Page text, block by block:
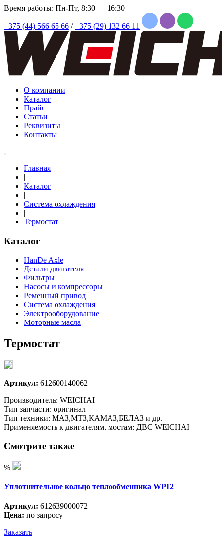
Время работы: Пн-Пт, 8:30 — 16:30
+375 (44) 566 65 66 / +375 (29) 132 66 11
О компании
Каталог
Прайс
Статьи
Реквизиты
Контакты
Главная
|
Каталог
|
Система охлаждения
|
Термостат
Каталог
HanDe Axle
Детали двигателя
Фильтры
Насосы и компрессоры
Ременный привод
Система охлаждения
Электрооборудование
Моторные масла
Термостат
Артикул: 612600140062
Производитель: WEICHAI
Тип запчасти: оригинал
Тип техники: МАЗ,МТЗ,КАМАЗ,БЕЛАЗ и др.
Применяемость к двигателям, мостам: ДВС WEICHAI
Смотрите также
%
Уплотнительное кольцо теплообменника WP12
Артикул: 612639000072
Цена: по запросу
Заказать